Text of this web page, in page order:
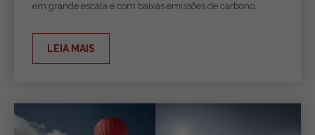
em grande escala e com baixas emissões de carbono.
LEIA MAIS